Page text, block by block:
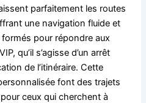
parfaitement les routes
une navigation fluide et
pour répondre aux
qu’il s’agisse d’un arrêt
de l’itinéraire. Cette
font des trajets
ceux qui cherchent à